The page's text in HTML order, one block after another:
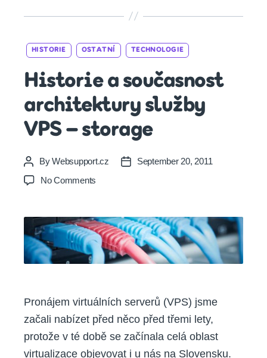
Categories
HISTORIE OSTATNÍ TECHNOLOGIE
Historie a současnost
architektury služby
VPS – storage
Post
author
ByWebsupport.cz
PostSeptember 20, 2011
No Comments
současnost
architektury
služby
VPS
Pronájem virtuálních serverů (VPS) jsme
začali nabízet před něco před třemi lety,
protože v té době se začínala celá oblast
virtualizace objevovat i u nás na Slovensku.